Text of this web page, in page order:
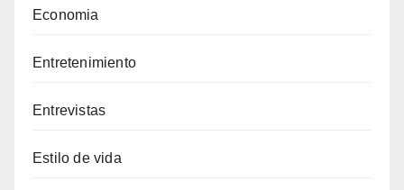
Economia
Entretenimiento
Entrevistas
Estilo de vida